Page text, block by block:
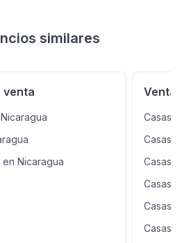
similares
venta
Nicaragua
Venta
Casas
Casas
Casas
Casas
Casas
Casas